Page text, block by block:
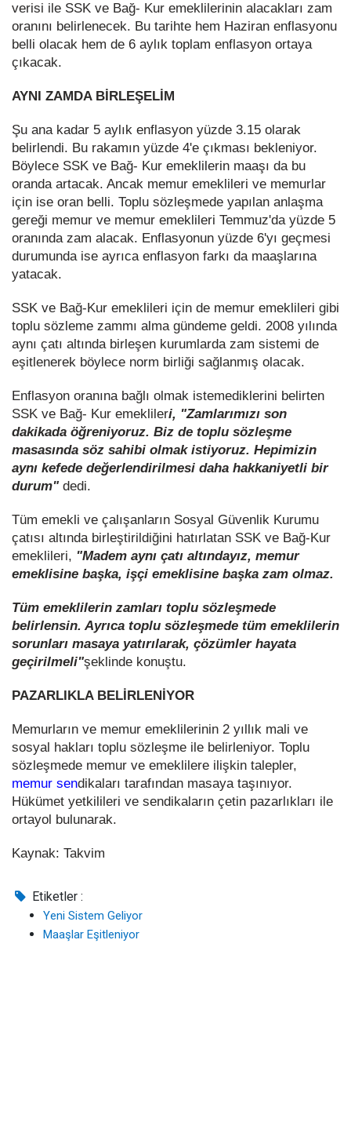
verisi ile SSK ve Bağ- Kur emeklilerinin alacakları zam
oranını belirlenecek. Bu tarihte hem Haziran enflasyonu
belli olacak hem de 6 aylık toplam enflasyon ortaya
çıkacak.
AYNI ZAMDA BİRLEŞELİM
Şu ana kadar 5 aylık enflasyon yüzde 3.15 olarak
belirlendi. Bu rakamın yüzde 4'e çıkması bekleniyor.
Böylece SSK ve Bağ- Kur emeklilerin maaşı da bu
oranda artacak. Ancak memur emeklileri ve memurlar
için ise oran belli. Toplu sözleşmede yapılan anlaşma
gereği memur ve memur emeklileri Temmuz'da yüzde 5
oranında zam alacak. Enflasyonun yüzde 6'yı geçmesi
durumunda ise ayrıca enflasyon farkı da maaşlarına
yatacak.
SSK ve Bağ-Kur emeklileri için de memur emeklileri gibi
toplu sözleme zammı alma gündeme geldi. 2008 yılında
aynı çatı altında birleşen kurumlarda zam sistemi de
eşitlenerek böylece norm birliği sağlanmış olacak.
Enflasyon oranına bağlı olmak istemediklerini belirten
SSK ve Bağ- Kur emeklileri, "Zamlarımızı son
dakikada öğreniyoruz. Biz de toplu sözleşme
masasında söz sahibi olmak istiyoruz. Hepimizin
aynı kefede değerlendirilmesi daha hakkaniyetli bir
durum" dedi.
Tüm emekli ve çalışanların Sosyal Güvenlik Kurumu
çatısı altında birleştirildiğini hatırlatan SSK ve Bağ-Kur
emeklileri, "Madem aynı çatı altındayız, memur
emeklisine başka, işçi emeklisine başka zam olmaz.
Tüm emeklilerin zamları toplu sözleşmede
belirlensin. Ayrıca toplu sözleşmede tüm emeklilerin
sorunları masaya yatırılarak, çözümler hayata
geçirilmeli"şeklinde konuştu.
PAZARLIKLA BELİRLENİYOR
Memurların ve memur emeklilerinin 2 yıllık mali ve
sosyal hakları toplu sözleşme ile belirleniyor. Toplu
sözleşmede memur ve emeklilere ilişkin talepler,
memur sendikaları tarafından masaya taşınıyor.
Hükümet yetkilileri ve sendikaların çetin pazarlıkları ile
ortayol bulunarak.
Kaynak: Takvim
Etiketler :
Yeni Sistem Geliyor
Maaşlar Eşitleniyor